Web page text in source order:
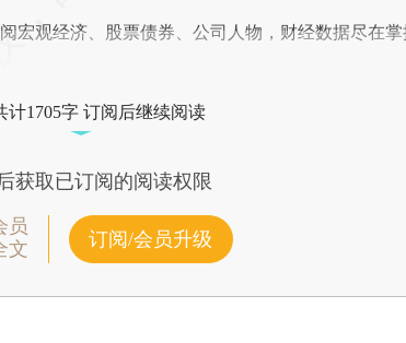
宏观经济、股票债券、公司人物，财经数据尽在掌
计1705字 订阅后继续阅读
获取已订阅的阅读权限
员
文
订阅/会员升级